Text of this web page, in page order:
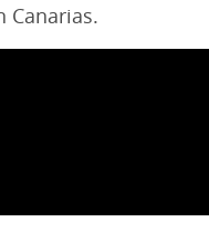
Canarias.